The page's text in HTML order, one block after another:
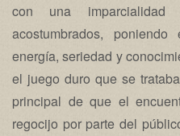
con una
acostumbrados,
energía, seriedad y
el juego duro que se
principal de que el
regocijo por parte del